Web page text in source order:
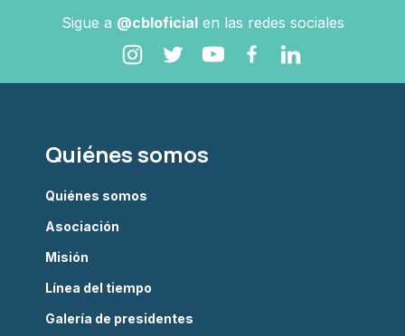
Sigue a @cbloficialen las redes sociales
Quiénes somos
Quiénes somos
Asociación
Misión
Línea del tiempo
Galería de presidentes